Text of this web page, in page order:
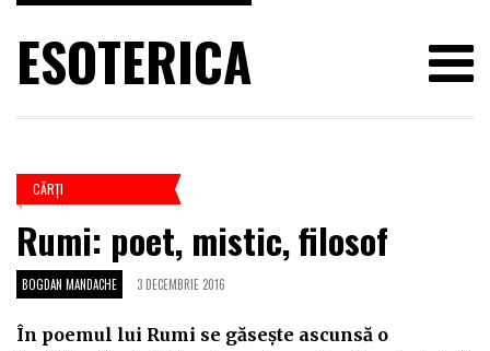
ESOTERICA
CĂRŢI
Rumi: poet, mistic, filosof
BOGDAN MANDACHE 3 DECEMBRIE 2016
În poemul lui Rumi se găsește ascunsă o